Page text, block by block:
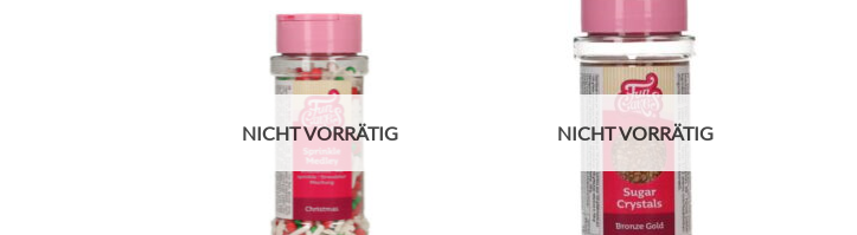
NICHT VORRÄTIG NICHT VORRÄTIG